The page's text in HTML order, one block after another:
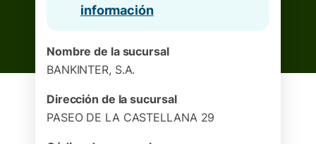
información
Nombre de la sucursal
BANKINTER, S.A.
Dirección de la sucursal
PASEO DE LA CASTELLANA 29